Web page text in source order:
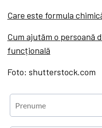
Care este formula
Cum ajutăm o persoană
funcțională
Foto: shutterstock.com